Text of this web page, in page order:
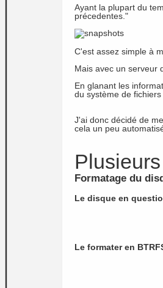
Ayant la plupart du
précedentes."
C'est assez simple à
Mais avec un serveur
En glanant les
du système de fichiers
J'ai donc décidé de
cela un peu
Formatage du
Le disque en
Le formater en